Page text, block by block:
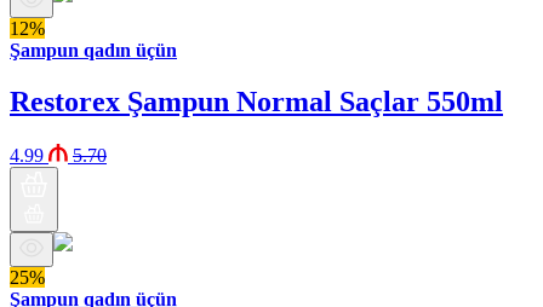
12%
Şampun qadın üçün
Restorex Şampun Normal Saçlar 550ml
4.99 5.70
25%
Şampun qadın üçün